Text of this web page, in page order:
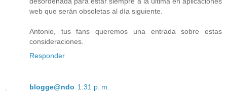
web que serán obsoletas al día siguiente.
Antonio, tus fans queremos una entrada sobre estas
consideraciones.
Responder
blogge@ndo 1:31 p. m.